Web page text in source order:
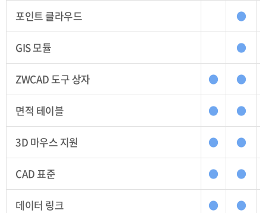
포인트 클라우드 ●
GIS 모듈 ●
ZWCAD 도구 상자 ● ●
면적 테이블 ● ●
3D 마우스 지원 ● ●
CAD 표준 ● ●
데이터 링크 ● ●